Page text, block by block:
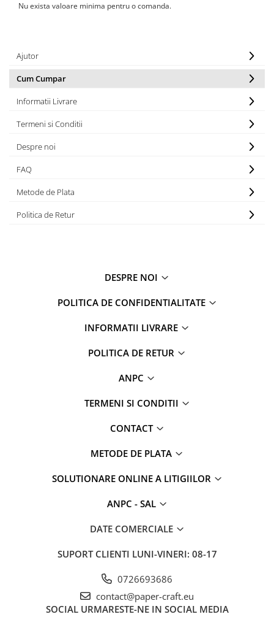
Nu exista valoare minima pentru o comanda.
Ajutor
Cum Cumpar
Informatii Livrare
Termeni si Conditii
Despre noi
FAQ
Metode de Plata
Politica de Retur
DESPRE NOI
POLITICA DE CONFIDENTIALITATE
INFORMATII LIVRARE
POLITICA DE RETUR
ANPC
TERMENI SI CONDITII
CONTACT
METODE DE PLATA
SOLUTIONARE ONLINE A LITIGIILOR
ANPC - SAL
DATE COMERCIALE
SUPORT CLIENTI LUNI-VINERI: 08-17
0726693686
contact@paper-craft.eu
SOCIAL URMARESTE-NE IN SOCIAL MEDIA